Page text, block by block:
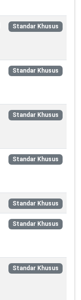
Standar Khusus
Standar Khusus
Standar Khusus
Standar Khusus
Standar Khusus
Standar Khusus
Standar Khusus